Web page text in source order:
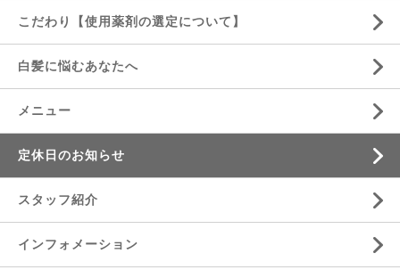
こだわり【使用薬剤の選定について】
白髪に悩むあなたへ
メニュー
定休日のお知らせ
スタッフ紹介
インフォメーション